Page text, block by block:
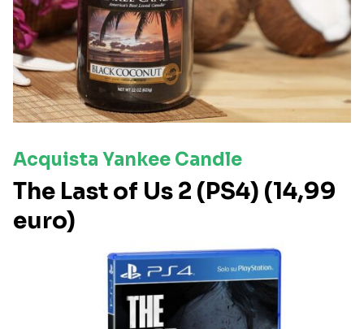
Acquista Yankee Candle
The Last of Us 2 (PS4) (14,99
euro)